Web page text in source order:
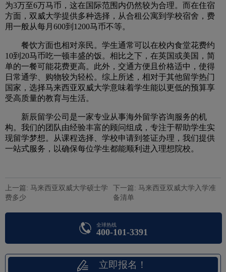
为3万至6万马币，这在国际范围内仍然较为合理。而在住宿
方面，双威大学提供多种选择，从合租公寓到学校宿舍，费
用一般从每月600到1200马币不等。
餐饮方面也相对亲民。学生通常可以在校内食堂花费约
10到20马币吃一顿丰盛的饭。相比之下，在英国或美国，简
单的一餐可能花费更高。此外，交通方便且价格适中，使得
日常通学、购物较为轻松。综上所述，相对于其他留学热门
国家，选择马来西亚双威大学意味着学生能以更低的预算享
受高质量的教育与生活。
新辰留学公司是一家专业从事海外留学咨询服务的机
构。我们的团队由经验丰富的顾问组成，专注于帮助学生实
现留学梦想。从课程选择、学校申请到签证办理，我们提供
一站式服务，以确保每位学生都能顺利进入理想院校。
上一篇: 马来西亚双威大学硕士学
费多少
下一篇: 马来西亚双威大学入学准
备清单
全球热线
400-101-3391
立即报名！